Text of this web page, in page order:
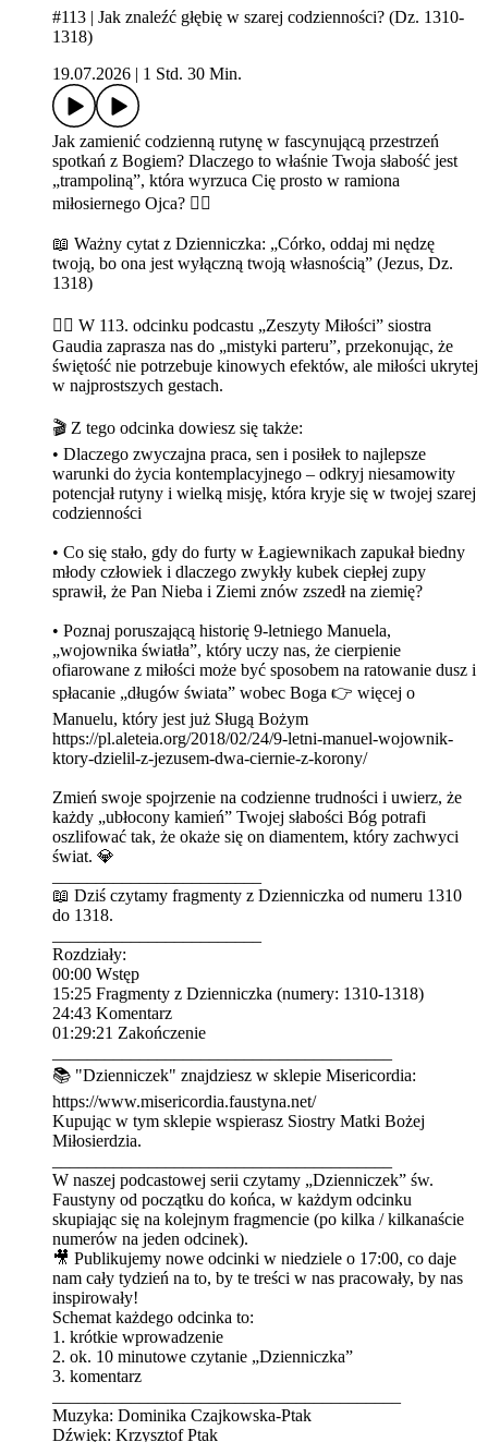
#113 | Jak znaleźć głębię w szarej codzienności? (Dz. 1310-
1318)
19.07.2026
1 Std. 30 Min.
Jak zamienić codzienną rutynę w fascynującą przestrzeń
spotkań z Bogiem? Dlaczego to właśnie Twoja słabość jest
„trampoliną”, która wyrzuca Cię prosto w ramiona
miłosiernego Ojca? 🤸‍♂️
📖 Ważny cytat z Dzienniczka: „Córko, oddaj mi nędzę
twoją, bo ona jest wyłączną twoją własnością” (Jezus, Dz.
1318)
👉🏼 W 113. odcinku podcastu „Zeszyty Miłości” siostra
Gaudia zaprasza nas do „mistyki parteru”, przekonując, że
świętość nie potrzebuje kinowych efektów, ale miłości ukrytej
w najprostszych gestach.
🎬 Z tego odcinka dowiesz się także:
•⁠ ⁠Dlaczego zwyczajna praca, sen i posiłek to najlepsze
warunki do życia kontemplacyjnego – odkryj niesamowity
potencjał rutyny i wielką misję, która kryje się w twojej szarej
codzienności
•⁠ ⁠Co się stało, gdy do furty w Łagiewnikach zapukał biedny
młody człowiek i dlaczego zwykły kubek ciepłej zupy
sprawił, że Pan Nieba i Ziemi znów zszedł na ziemię?
•⁠ ⁠Poznaj poruszającą historię 9-letniego Manuela,
„wojownika światła”, który uczy nas, że cierpienie
ofiarowane z miłości może być sposobem na ratowanie dusz i
spłacanie „długów świata” wobec Boga 👉 więcej o
Manuelu, który jest już Sługą Bożym
https://pl.aleteia.org/2018/02/24/9-letni-manuel-wojownik-
ktory-dzielil-z-jezusem-dwa-ciernie-z-korony/
Zmień swoje spojrzenie na codzienne trudności i uwierz, że
każdy „ubłocony kamień” Twojej słabości Bóg potrafi
oszlifować tak, że okaże się on diamentem, który zachwyci
świat. 💎
📖 Dziś czytamy fragmenty z Dzienniczka od numeru 1310
do 1318.
Rozdziały:
00:00 Wstęp
15:25 Fragmenty z Dzienniczka (numery: 1310-1318)
24:43 Komentarz
01:29:21 Zakończenie
📚 "Dzienniczek" znajdziesz w sklepie Misericordia:
⁠⁠⁠⁠⁠⁠⁠⁠⁠⁠⁠⁠⁠⁠⁠⁠⁠⁠⁠⁠⁠⁠⁠⁠⁠⁠⁠⁠⁠⁠⁠⁠⁠⁠https://www.misericordia.faustyna.net/⁠⁠⁠⁠⁠⁠⁠⁠⁠⁠⁠⁠⁠⁠⁠⁠⁠⁠⁠⁠⁠⁠⁠⁠⁠⁠⁠⁠⁠⁠⁠⁠⁠⁠
Kupując w tym sklepie wspierasz Siostry Matki Bożej
Miłosierdzia.
W naszej podcastowej serii czytamy „Dzienniczek” św.
Faustyny od początku do końca, w każdym odcinku
skupiając się na kolejnym fragmencie (po kilka / kilkanaście
numerów na jeden odcinek).
🎥 Publikujemy nowe odcinki w niedziele o ⁠⁠⁠⁠⁠⁠⁠⁠⁠⁠⁠⁠⁠⁠⁠⁠⁠⁠⁠⁠⁠⁠⁠⁠⁠⁠⁠⁠⁠⁠⁠⁠⁠⁠⁠⁠⁠⁠⁠⁠⁠⁠⁠⁠⁠⁠⁠⁠⁠⁠⁠⁠⁠⁠⁠⁠⁠⁠⁠⁠⁠⁠⁠17:00⁠⁠⁠⁠⁠⁠⁠⁠⁠⁠⁠⁠⁠⁠⁠⁠⁠⁠⁠⁠⁠⁠⁠⁠⁠⁠⁠⁠⁠⁠⁠⁠⁠⁠⁠⁠⁠⁠⁠⁠⁠⁠⁠⁠⁠⁠⁠⁠⁠⁠⁠⁠⁠⁠⁠⁠⁠⁠⁠⁠⁠⁠⁠, co daje
nam cały tydzień na to, by te treści w nas pracowały, by nas
inspirowały!
Schemat każdego odcinka to:
1. krótkie wprowadzenie
2. ok. 10 minutowe czytanie „Dzienniczka”
3. komentarz
Muzyka: Dominika Czajkowska-Ptak
Dźwięk: Krzysztof Ptak